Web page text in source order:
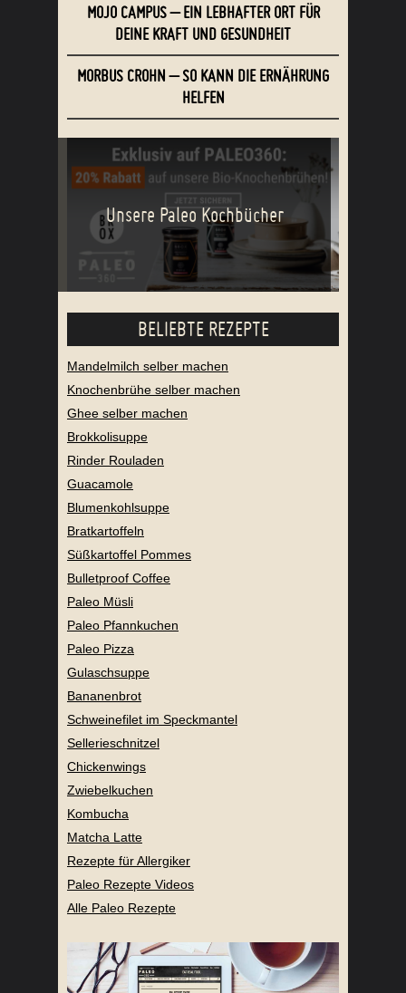
MOJO CAMPUS – EIN LEBHAFTER ORT FÜR
DEINE KRAFT UND GESUNDHEIT
MORBUS CROHN – SO KANN DIE ERNÄHRUNG
HELFEN
Unsere Paleo Kochbücher
BELIEBTE REZEPTE
Mandelmilch selber machen
Knochenbrühe selber machen
Ghee selber machen
Brokkolisuppe
Rinder Rouladen
Guacamole
Blumenkohlsuppe
Bratkartoffeln
Süßkartoffel Pommes
Bulletproof Coffee
Paleo Müsli
Paleo Pfannkuchen
Paleo Pizza
Gulaschsuppe
Bananenbrot
Schweinefilet im Speckmantel
Sellerieschnitzel
Chickenwings
Zwiebelkuchen
Kombucha
Matcha Latte
Rezepte für Allergiker
Paleo Rezepte Videos
Alle Paleo Rezepte